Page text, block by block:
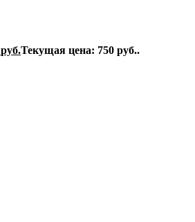
руб.Текущая цена: 750 руб..